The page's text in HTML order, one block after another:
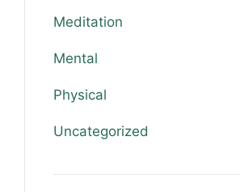
Meditation
Mental
Physical
Uncategorized